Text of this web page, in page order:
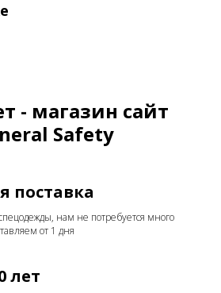
- магазин сайт
Safety
поставка
нам не потребуется много
от 1 дня
лет